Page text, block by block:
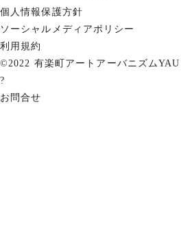
個人情報保護方針
ソーシャルメディアポリシー
利用規約
©2022 有楽町アートアーバニズムYAU
?
お問合せ